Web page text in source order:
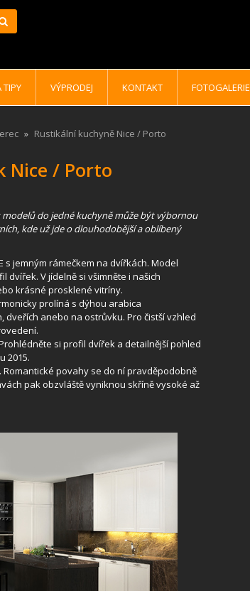
TIPY VÝPRODEJ KONTAKT FOTOGALERIE
Rustikální kuchyně Nice / Porto
Nice / Porto
do jedné kuchyně může být výbornou
kde už jde o dlouhodobější a oblíbený
s jemným rámečkem na dvířkách. Model
dvířek. V jídelně si všimněte i našich
krásné prosklené vitríny.
prolíná s dýhou arabica
anebo na ostrůvku. Pro čistší vzhled
si profil dvířek a detailnější pohled
2015.
povahy se do ní pravděpodobně
pak obzvláště vyniknou skříně vysoké až